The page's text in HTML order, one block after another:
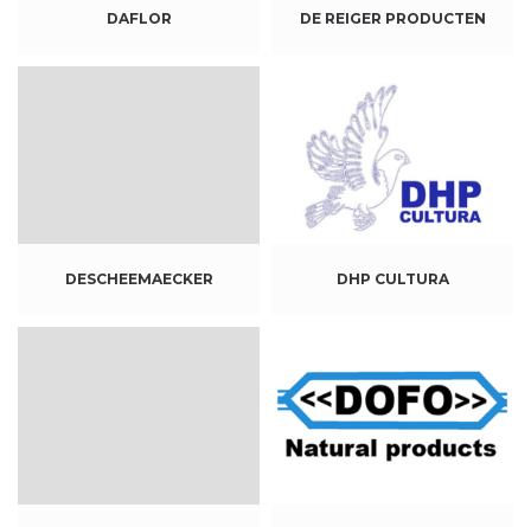
DAFLOR DE REIGER PRODUCTEN
DESCHEEMAECKER DHP CULTURA